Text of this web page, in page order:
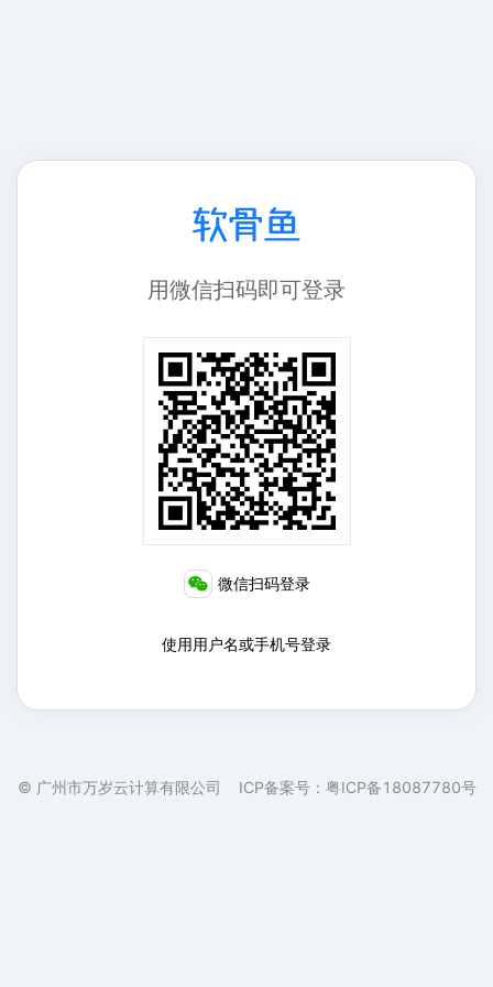
用微信扫码即可登录
微信扫码登录
使用用户名或手机号登录
© 广州市万岁云计算有限公司 ICP备案号： 粤ICP备18087780号